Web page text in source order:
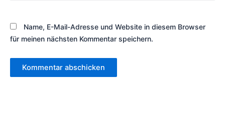
Name, E-Mail-Adresse und Website in diesem Browser
für meinen nächsten Kommentar speichern.